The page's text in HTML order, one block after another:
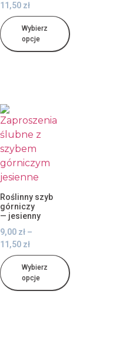
11,50 zł
Wybierz
opcje
Roślinny szyb
górniczy
— jesienny
9,00 zł –
11,50 zł
Wybierz
opcje